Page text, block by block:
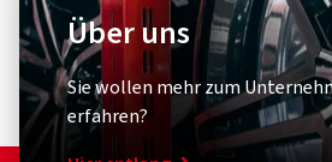
Über uns
Sie wollen mehr zum
erfahren?